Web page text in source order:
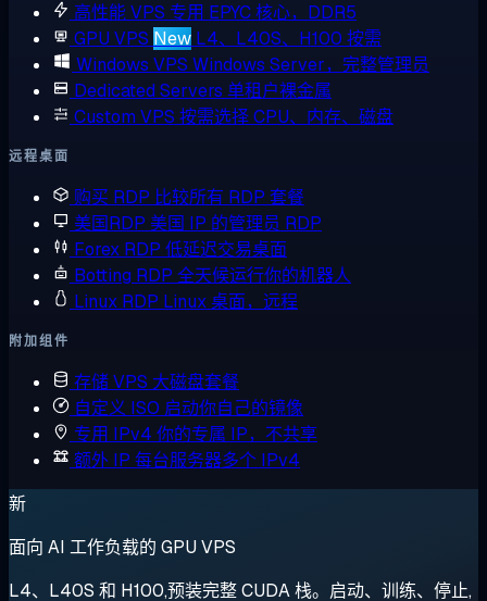
高性能 VPS 专用 EPYC 核心，DDR5
GPU VPS New L4、L40S、H100 按需
Windows VPS Windows Server，完整管理员
Dedicated Servers 单租户裸金属
Custom VPS 按需选择 CPU、内存、磁盘
远程桌面
购买 RDP 比较所有 RDP 套餐
美国RDP 美国 IP 的管理员 RDP
Forex RDP 低延迟交易桌面
Botting RDP 全天候运行你的机器人
Linux RDP Linux 桌面，远程
附加组件
存储 VPS 大磁盘套餐
自定义 ISO 启动你自己的镜像
专用 IPv4 你的专属 IP，不共享
额外 IP 每台服务器多个 IPv4
新
面向 AI 工作负载的 GPU VPS
L4、L40S 和 H100,预装完整 CUDA 栈。启动、训练、停止,